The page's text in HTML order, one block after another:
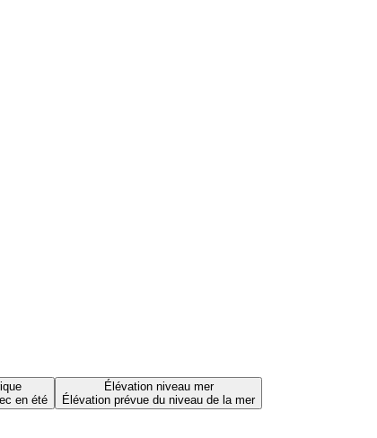
en été
Élévation niveau mer
Élévation prévue du niveau de la mer